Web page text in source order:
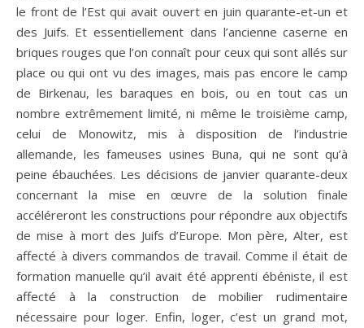
le front de l’Est qui avait ouvert en juin quarante-et-un et
des Juifs. Et essentiellement dans l’ancienne caserne en
briques rouges que l’on connaît pour ceux qui sont allés sur
place ou qui ont vu des images, mais pas encore le camp
de Birkenau, les baraques en bois, ou en tout cas un
nombre extrêmement limité, ni même le troisième camp,
celui de Monowitz, mis à disposition de l’industrie
allemande, les fameuses usines Buna, qui ne sont qu’à
peine ébauchées. Les décisions de janvier quarante-deux
concernant la mise en œuvre de la solution finale
accéléreront les constructions pour répondre aux objectifs
de mise à mort des Juifs d’Europe. Mon père, Alter, est
affecté à divers commandos de travail. Comme il était de
formation manuelle qu’il avait été apprenti ébéniste, il est
affecté à la construction de mobilier rudimentaire
nécessaire pour loger. Enfin, loger, c’est un grand mot,